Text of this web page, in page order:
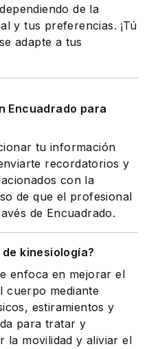
de la
y tus preferencias. ¡Tú
adapte a tus
Encuadrado para
tu información
recordatorios y
con la
de que el profesional
de Encuadrado.
kinesiología?
enfoca en mejorar el
cuerpo mediante
estiramientos y
para tratar y
la movilidad y aliviar el